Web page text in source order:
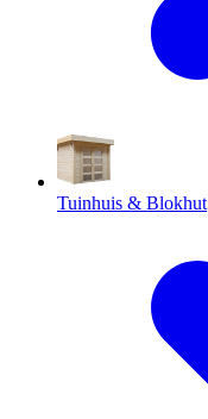
Tuinhuis & Blokhut